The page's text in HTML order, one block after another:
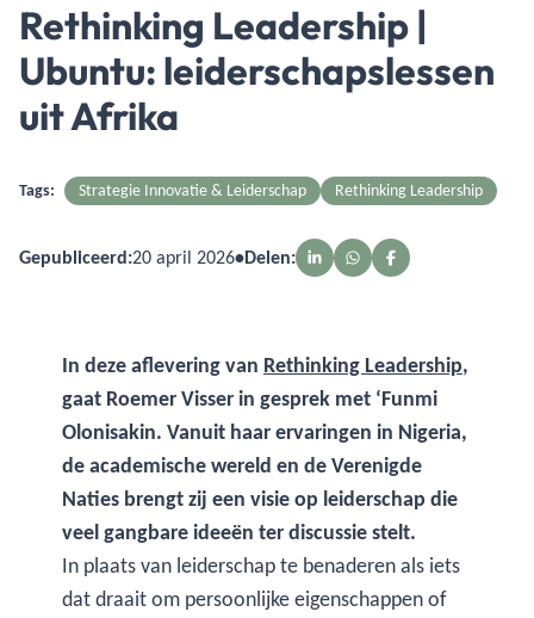
Rethinking Leadership |
Ubuntu: leiderschapslessen
uit Afrika
Tags: Strategie Innovatie & Leiderschap Rethinking Leadership
Gepubliceerd:20 april 2026•Delen:
In deze aflevering van Rethinking Leadership,
gaat Roemer Visser in gesprek met ‘Funmi
Olonisakin. Vanuit haar ervaringen in Nigeria,
de academische wereld en de Verenigde
Naties brengt zij een visie op leiderschap die
veel gangbare ideeën ter discussie stelt.
In plaats van leiderschap te benaderen als iets
dat draait om persoonlijke eigenschappen of